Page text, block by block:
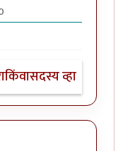
किंवासदस्य व्हा